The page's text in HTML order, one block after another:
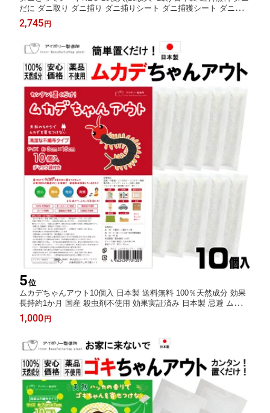
だに ダニ取り ダニ捕り ダニ捕りシート ダニ捕獲シート ダニシー
ト ダニ捕獲 ダニ退治 ダニ対策 防ダニシート ダニよせシート ダ
ニマット ダニ予防 駆除 アトピー 喘息 鼻炎 咳 布団 防ダニ
2,745 円
5位
ムカデちゃんアウト10個入 日本製 送料無料 100％天然成分 効果
長持約1か月 国産 殺虫剤不使用 効果実証済み 日本製 忌避 ムカデ
対策 ムカデ忌避剤 ムカデ退治 ムカデ駆除
1,000 円